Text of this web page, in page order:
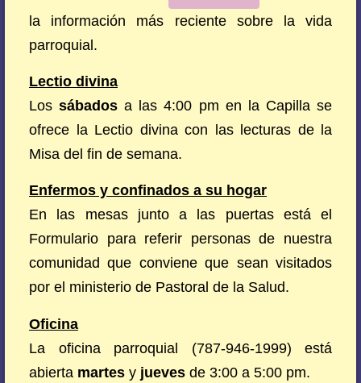
la información más reciente sobre la vida
parroquial.
Lectio divina
Lossábados a las 4:00 pm en la Capilla se
ofrece la Lectio divina con las lecturas de la
Misa del fin de semana.
Enfermos y confinados a su hogar
En las mesas junto a las puertas está el
Formulario para referir personas de nuestra
comunidad que conviene que sean visitados
por el ministerio de Pastoral de la Salud.
Oficina
La oficina parroquial (787-946-1999) está
abierta martes y jueves de 3:00 a 5:00 pm.